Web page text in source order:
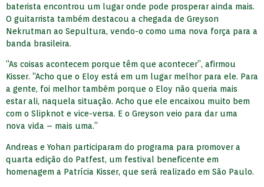
baterista encontrou um lugar onde pode prosperar ainda mais.
O guitarrista também destacou a chegada de Greyson
Nekrutman ao Sepultura, vendo-o como uma nova força para a
banda brasileira.
“As coisas acontecem porque têm que acontecer”, afirmou
Kisser. “Acho que o Eloy está em um lugar melhor para ele. Para
a gente, foi melhor também porque o Eloy não queria mais
estar ali, naquela situação. Acho que ele encaixou muito bem
com o Slipknot e vice-versa. E o Greyson veio para dar uma
nova vida – mais uma.”
Andreas e Yohan participaram do programa para promover a
quarta edição do Patfest, um festival beneficente em
homenagem a Patrícia Kisser, que será realizado em São Paulo.